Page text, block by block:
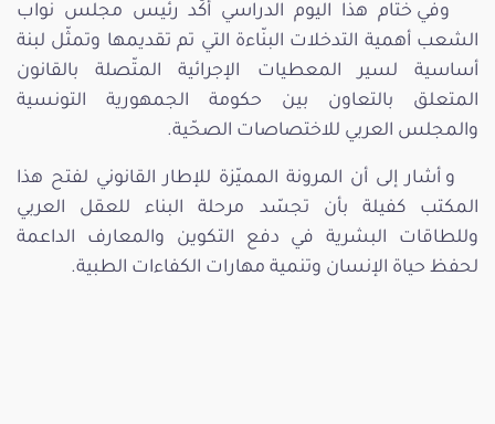
وفي ختام هذا اليوم الدراسي أكّد رئيس مجلس نواب
الشعب أهمية التدخلات البنّاءة التي تم تقديمها وتمثّل لبنة
أساسية لسير المعطيات الإجرائية المتّصلة بالقانون
المتعلق بالتعاون بين حكومة الجمهورية التونسية
والمجلس العربي للاختصاصات الصحّية.
و أشار إلى أن المرونة المميّزة للإطار القانوني لفتح هذا
المكتب كفيلة بأن تجسّد مرحلة البناء للعقل العربي
وللطاقات البشرية في دفع التكوين والمعارف الداعمة
لحفظ حياة الإنسان وتنمية مهارات الكفاءات الطبية.